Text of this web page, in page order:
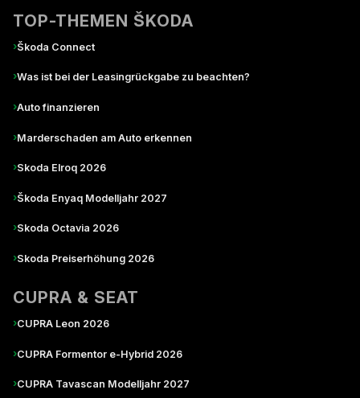
TOP-THEMEN ŠKODA
›Škoda Connect
›Was ist bei der Leasingrückgabe zu beachten?
›Auto finanzieren
›Marderschaden am Auto erkennen
›Skoda Elroq 2026
›Škoda Enyaq Modelljahr 2027
›Skoda Octavia 2026
›Skoda Preiserhöhung 2026
CUPRA & SEAT
›CUPRA Leon 2026
›CUPRA Formentor e-Hybrid 2026
›CUPRA Tavascan Modelljahr 2027